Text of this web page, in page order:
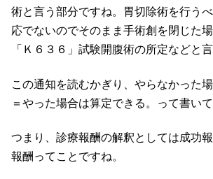
術と言う部分ですね。胃切除術を行う
応でないのでそのまま手術創を閉じた
「Ｋ６３６」試験開腹術の所定などと
この通知を読むかぎり、やらなかった
＝やった場合は算定できる。って書いて
つまり、診療報酬の解釈としては成功
報酬ってことですね。